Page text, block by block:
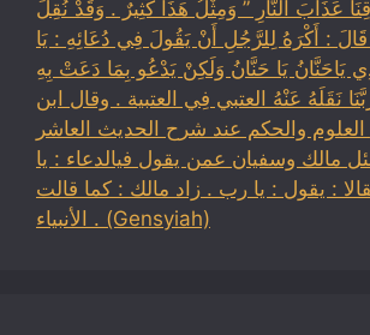
عَذَابَ النَّارِ ” وَمِثْلُ هَذَا كَثِيرٌ . وَقَدْ نُقِلَ
: أَكْرَهُ لِلرَّجُلِ أَنْ يَقُولَ فِي دُعَائِهِ : يَا
يَاحَنَّانُ يَا حَنَّانُ وَلَكِنْ يَدْعُو بِمَا دَعَتْ بِهِ
رَبَّنَا نَقَلَهُ عَنْهُ العتبي فِي العتبية . وقال ابن
والحكم عند شرح الحديث العاشر
: وسئل مالك وسفيان عمن يقول فيالدعاء : يا
: يقول : يا رب . زاد مالك : كما قالت
الأنبياء . (Gensyiah)